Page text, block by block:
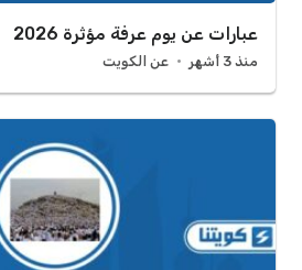
عبارات عن يوم عرفة مؤثرة 2026
منذ 3 أشهر عن الكويت